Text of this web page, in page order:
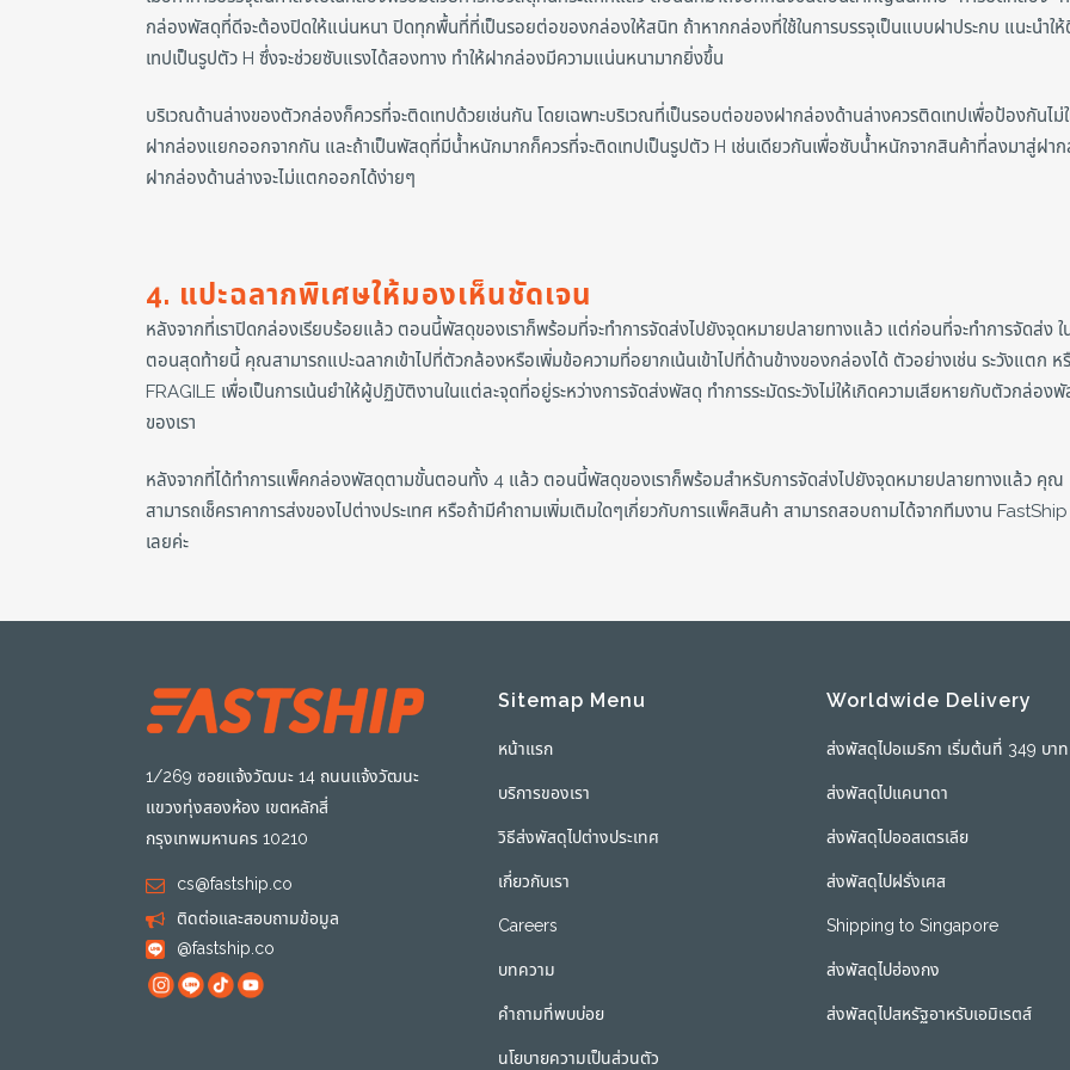
กล่องพัสดุที่ดีจะต้องปิดให้แน่นหนา ปิดทุกพื้นที่ที่เป็นรอยต่อของกล่องให้สนิท ถ้าหากกล่องที่ใช้ในการบรรจุเป็นแบบฝาประกบ แนะนำใ
เทปเป็นรูปตัว H ซึ่งจะช่วยซับแรงได้สองทาง ทำให้ฝากล่องมีความแน่นหนามากยิ่งขึ้น
บริเวณด้านล่างของตัวกล่องก็ควรที่จะติดเทปด้วยเช่นกัน โดยเฉพาะบริเวณที่เป็นรอบต่อของฝากล่องด้านล่างควรติดเทปเพื่อป้องกันไม่
ฝากล่องแยกออกจากกัน และถ้าเป็นพัสดุที่มีน้ำหนักมากก็ควรที่จะติดเทปเป็นรูปตัว H เช่นเดียวกันเพื่อซับน้ำหนักจากสินค้าที่ลงมาสู่ฝา
ฝากล่องด้านล่างจะไม่แตกออกได้ง่ายๆ
4. แปะฉลากพิเศษให้มองเห็นชัดเจน
หลังจากที่เราปิดกล่องเรียบร้อยแล้ว ตอนนี้พัสดุของเราก็พร้อมที่จะทำการจัดส่งไปยังจุดหมายปลายทางแล้ว แต่ก่อนที่จะทำการจัดส่ง ใ
ตอนสุดท้ายนี้ คุณสามารถแปะฉลากเข้าไปที่ตัวกล้องหรือเพิ่มข้อความที่อยากเน้นเข้าไปที่ด้านข้างของกล่องได้ ตัวอย่างเช่น ระวังแตก ห
FRAGILE เพื่อเป็นการเน้นยำให้ผู้ปฏิบัติงานในแต่ละจุดที่อยู่ระหว่างการจัดส่งพัสดุ ทำการระมัดระวังไม่ให้เกิดความเสียหายกับตัวกล่อง
ของเรา
หลังจากที่ได้ทำการแพ็คกล่องพัสดุตามขั้นตอนทั้ง 4 แล้ว ตอนนี้พัสดุของเราก็พร้อมสำหรับการจัดส่งไปยังจุดหมายปลายทางแล้ว คุณ
สามารถเช็คราคาการส่งของไปต่างประเทศ หรือถ้ามีคำถามเพิ่มเติมใดๆเกี่ยวกับการแพ็คสินค้า สามารถสอบถามได้จากทีมงาน FastShip
เลยค่ะ
1/269 ซอยแจ้งวัฒนะ 14 ถนนแจ้งวัฒนะ
แขวงทุ่งสองห้อง เขตหลักสี่
กรุงเทพมหานคร 10210
cs@fastship.co
ติดต่อและสอบถามข้อมูล
@fastship.co
Sitemap Menu
หน้าแรก
บริการของเรา
วิธีส่งพัสดุไปต่างประเทศ
เกี่ยวกับเรา
Careers
บทความ
คำถามที่พบบ่อย
นโยบายความเป็นส่วนตัว
Worldwide Delivery
ส่งพัสดุไปอเมริกา เริ่มต้นที่ 349 บาท
ส่งพัสดุไปแคนาดา
ส่งพัสดุไปออสเตรเลีย
ส่งพัสดุไปฝรั่งเศส
Shipping to Singapore
ส่งพัสดุไปฮ่องกง
ส่งพัสดุไปสหรัฐอาหรับเอมิเรตส์